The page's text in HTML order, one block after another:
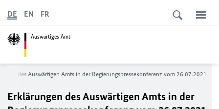
Auswärtiges Amt
DE EN FR
des Auswärtigen Amts in der Regierungs­­pressekonferenz vom 26.07.2021
Erklärungen des Auswärtigen Amts in der